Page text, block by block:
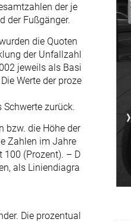
der je
der Fußgänger.
die Quoten
der Unfallzahl
jeweils als Basi
Werte der proze
zurück.
bzw. die Höhe der
Zahlen im Jahre
100 (Prozent). – D
als Liniendiagra
Die prozentual